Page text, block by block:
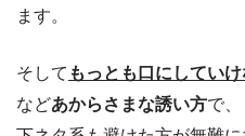
ます。
そして もっとも口にしてい
などあからさまな誘い方で、